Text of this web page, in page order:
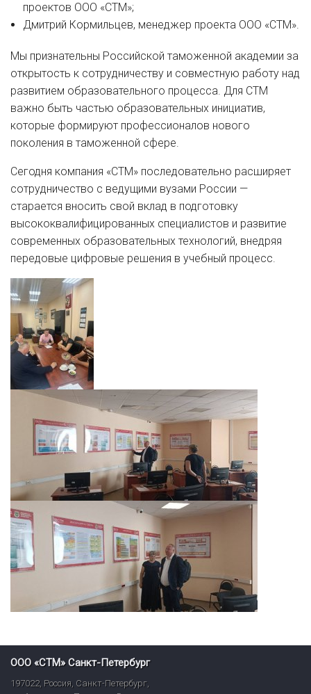
проектов ООО «СТМ»;
Дмитрий Кормильцев, менеджер проекта ООО «СТМ».
Мы признательны Российской таможенной академии за
открытость к сотрудничеству и совместную работу над
развитием образовательного процесса. Для СТМ
важно быть частью образовательных инициатив,
которые формируют профессионалов нового
поколения в таможенной сфере.
Сегодня компания «СТМ» последовательно расширяет
сотрудничество с ведущими вузами России —
старается вносить свой вклад в подготовку
высококвалифицированных специалистов и развитие
современных образовательных технологий, внедряя
передовые цифровые решения в учебный процесс.
ООО «СТМ» Санкт-Петербург
197022, Россия, Санкт-Петербург,